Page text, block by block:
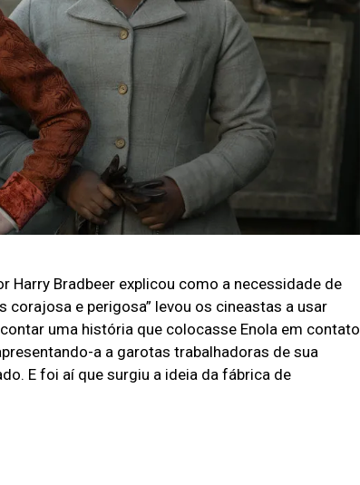
Harry Bradbeer explicou como a necessidade de
e perigosa” levou os cineastas a usar
uma história que colocasse Enola em contato
a a garotas trabalhadoras de sua
E foi aí que surgiu a ideia da fábrica de